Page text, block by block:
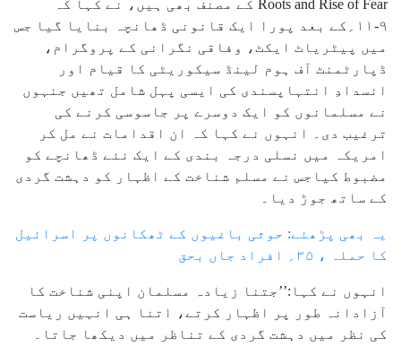
Roots and Rise of Fear کے مصنف بھی ہیں، نے کہا کہ
۹-۱۱؍کے بعد پورا ایک قانونی ڈھانچہ بنایا گیا جس
میں پیٹریاٹ ایکٹ، وفاقی نگرانی کے پروگرام،
ڈپارٹمنٹ آف ہوم لینڈ سیکوریٹی کا قیام اور
انسدادِ انتہاپسندی کی ایسی پہل شامل تھیں جنہوں
نے مسلمانوں کو ایک دوسرے پر جاسوسی کرنے کی
ترغیب دی۔ انہوں نے کہا کہ ان اقدامات نے مل کر
امریکہ میں نسلی درجہ بندی کے ایک نئے ڈھانچے کو
مضبوط کیاجس نے مسلم شناخت کے اظہار کو دہشت گردی
کے ساتھ جوڑ دیا۔
یہ بھی پڑھئے: حوثی باغیوں کے ٹھکانوں پر اسرائیل
کا حملہ ، ۳۵؍ افراد جاں بحق
انہوں نے کہا:’’جتنا زیادہ مسلمان اپنی شناخت کا
آزادانہ طور پر اظہار کرتے، اتنا ہی انہیں ریاست
کی نظر میں دہشت گردی کے تناظر میں دیکھا جاتا۔